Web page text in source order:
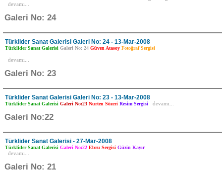
devamı...
Galeri No: 24
Türklider Sanat Galerisi Galeri No: 24 - 13-Mar-2008
Türklider Sanat Galerisi Galeri No: 24 Güven Atasoy Fotoğraf Sergisi
devamı...
Galeri No: 23
Türklider Sanat Galerisi Galeri No: 23 - 13-Mar-2008
Türklider Sanat Galerisi Galeri No:23 Nurten Sözeri Resim Sergisi devamı...
Galeri No:22
Türklider Sanat Galerisi - 27-Mar-2008
Türklider Sanat Galerisi Galeri No:22 Ebru Sergisi Güzin Kayır
devamı...
Galeri No: 21